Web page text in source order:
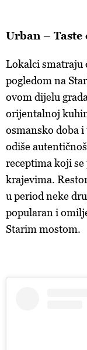
Urban – Taste
Lokalci smatraju
pogledom na
ovom dijelu
orijentalnoj
osmansko doba
odiše
receptima koji se
krajevima.
u period neke
popularan i
Starim mostom.